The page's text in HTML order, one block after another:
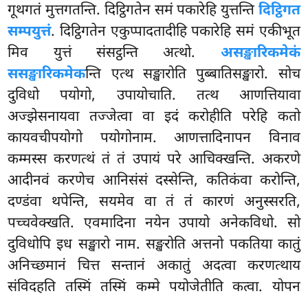
गूथगतं मुत्तगतन्ति. दिट्ठिगतेन समं पकारेहि युत्तन्तिदिट्ठिगत
सम्पयुत्तं. दिट्ठिगतेन एकुप्पादतादीहि पकारेहि समं एकीभूत
मिव युत्तं संसट्ठन्ति अत्थो. असङ्खारिकमेकं
ससङ्खारिकमेकन्ति एत्थ सङ्खारोति पुब्बातिसङ्खारो. सोच
दुविधो पयोगो, उपायोचाति. तत्थ आणत्तियावा
अज्झेसनायवा तज्जेत्वा वा इदं करोहीति परेहि कतो
कायवचीपयोगो पयोगोनाम. आणत्तादिनापन विनाव
कम्मस्स करणत्थं तं तं उपायं परे आचिक्खन्ति. अकरणे
आदीनवं करणेच आनिसंसं दस्सेन्ति, कतिकंवा करोन्ति,
दण्डंवा थपेन्ति, सयमेव वा तं तं कारणं अनुस्सरति,
पच्चवेक्खति. एवमादिना नयेनउपायो अनेकविधो. सो
दुविधोपि इध सङ्खारो नाम. सङ्खरोति अत्तनो पकतिया कातुं
अनिच्छमानं चित्त सन्तानं अकातुं अदत्वा करणत्थाय
संविदहति तस्मिं तस्मिं कम्मे पयोजेतीति कत्वा. योपन